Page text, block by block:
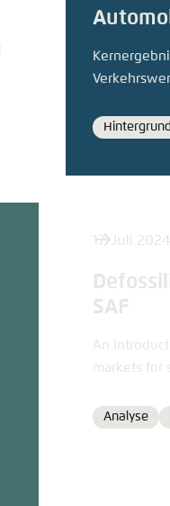
Format
17. Juli 2024
SAF
An
markets for
Format
Analyse